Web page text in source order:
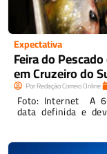
Expectativa
Feira do
em Cruzeiro do
PorRedação Correio Online
Foto: Internet A
data definida e